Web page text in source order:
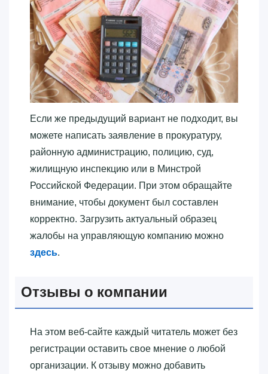
Если же предыдущий вариант не подходит, вы
можете написать заявление в прокуратуру,
районную администрацию, полицию, суд,
жилищную инспекцию или в Минстрой
Российской Федерации. При этом обращайте
внимание, чтобы документ был составлен
корректно. Загрузить актуальный образец
жалобы на управляющую компанию можно
здесь.
Отзывы о компании
На этом веб-сайте каждый читатель может без
регистрации оставить свое мнение о любой
организации. К отзыву можно добавить